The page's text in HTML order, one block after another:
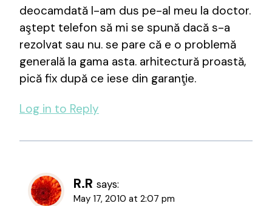
deocamdată l-am dus pe-al meu la doctor.
aştept telefon să mi se spună dacă s-a
rezolvat sau nu. se pare că e o problemă
generală la gama asta. arhitectură proastă,
pică fix după ce iese din garanţie.
Log in to Reply
R.R says:
May 17, 2010 at 2:07 pm